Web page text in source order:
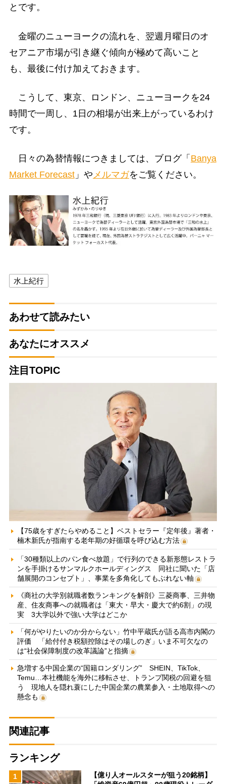
とです。
金曜のニューヨークの流れを、翌週月曜日のオ
セアニア市場が引き継ぐ傾向が極めて高いこと
も、最後に付け加えておきます。
こうして、東京、ロンドン、ニューヨークを24
時間で一周し、1日の相場が出来上がっているわけ
です。
日々の為替情報につきましては、ブログ「 Banya
Market Forecast」や メルマガをご覧ください。
水上紀行
あわせて読みたい
あなたにオススメ
注目TOPIC
【75歳をすぎたらやめること】ベストセラー『定年後』著者・
楠木新氏が指南する老年期の好循環を呼び込む方法
「30種類以上のパン食べ放題」で行列のできる新形態レストラ
ンを手掛けるサンマルクホールディングス 同社に聞いた「店
舗展開のコンセプト」、事業を多角化してもぶれない軸
《商社の大学別就職者数ランキングを解剖》三菱商事、三井物
産、住友商事への就職者は「東大・早大・慶大で約6割」の現
実 3大学以外で強い大学はどこか
「何がやりたいのか分からない」竹中平蔵氏が語る高市内閣の
評価 「給付付き税額控除はその場しのぎ」いま不可欠なの
は“社会保障制度の改革議論”と指摘
急増する中国企業の“国籍ロンダリング” SHEIN、TikTok、
Temu…本社機能を海外に移転させ、トランプ関税の回避を狙
う 現地人を隠れ蓑にした中国企業の農業参入・土地取得への
懸念も
関連記事
ランキング
1
【億り人オールスターが狙う20銘柄】